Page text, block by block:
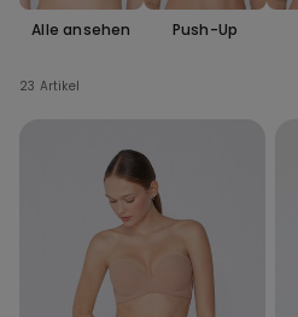
Alle ansehen Push-Up
23 Artikel